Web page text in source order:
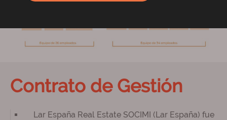
Contrato de Gestión
Lar España Real Estate SOCIMI (Lar España) fue